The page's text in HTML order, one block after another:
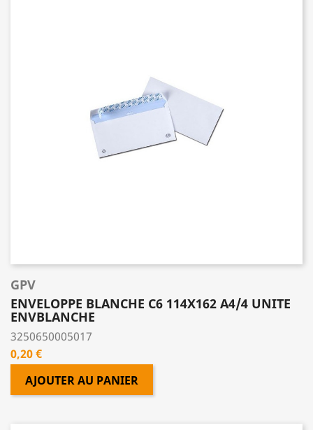
GPV
ENVELOPPE BLANCHE C6 114X162 A4/4 UNITE
ENVBLANCHE
3250650005017
Prix
0,20 €
AJOUTER AU PANIER